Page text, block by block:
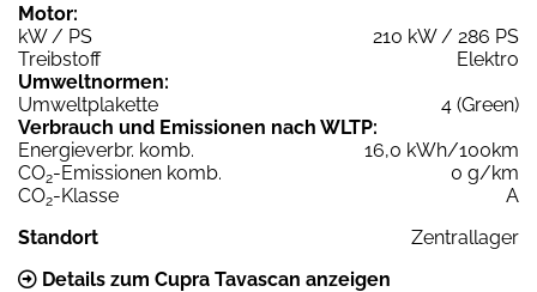
Motor:
kW / PS
210 kW / 286 PS
Treibstoff
Elektro
Umweltnormen:
Umweltplakette
4 (Green)
Verbrauch und Emissionen nach WLTP:
Energieverbr. komb.
16,0 kWh/100km
CO2-Emissionen komb.
0 g/km
CO2-Klasse
A
Standort
Zentrallager
Details zum Cupra Tavascan anzeigen